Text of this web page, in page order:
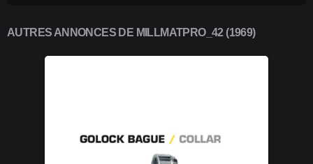
AUTRES ANNONCES DE MILLMATPRO_42 (1969)